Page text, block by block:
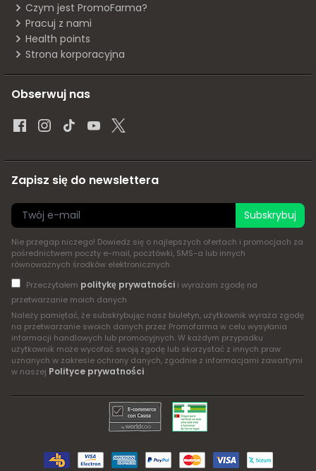
Czym jest PromoFarma?
Pracuj z nami
Health points
Strona korporacyjna
Obserwuj nas
Zapisz się do newslettera
Subskrybuj
Nie przegap niczego! Dowiedz się o najlepszych ofertach i promocjach za
pośrednictwem poczty e-mail, pocztówki, SMS-a lub innych
równoważnych środków elektronicznych
Przeczytałem politykę prywatnościi wyrażam zgodę na
przetwarzanie moich danych
Należy pamiętać, że subskrybując nasz biuletyn, użytkownik wyraża zgodę
na przetwarzanie swoich danych przez Promofarma w celu wysyłania
informacji handlowych lub promocyjnych. W każdym przypadku
użytkownik może wycofać swoją zgodę lub skorzystać z innych praw
uznanych w zakresie ochrony danych, zgodnie z informacjami zawartymi
w naszej Polityce prywatności .